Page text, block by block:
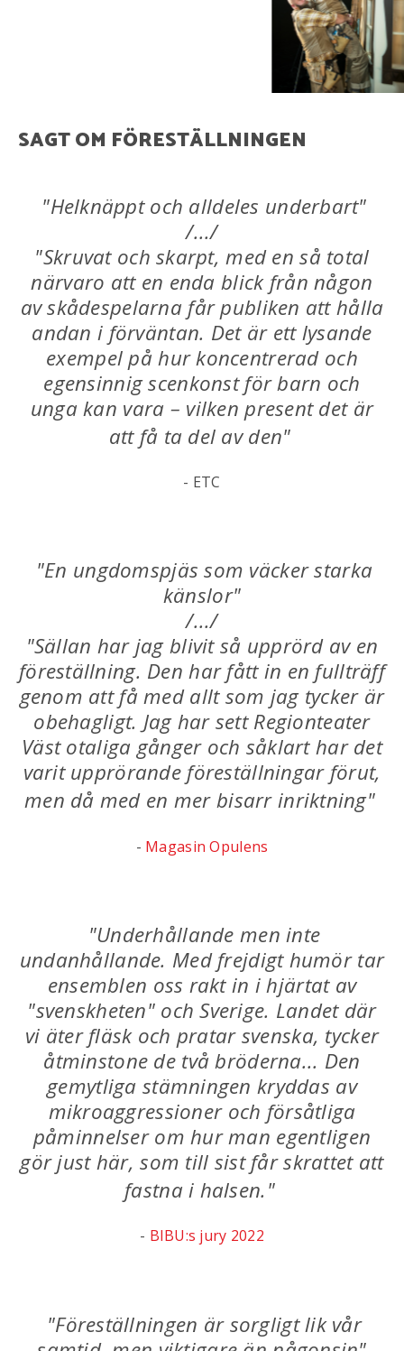
SAGT OM FÖRESTÄLLNINGEN
"Helknäppt och alldeles underbart"
/.../
"Skruvat och skarpt, med en så total
närvaro att en enda blick från någon
av skådespelarna får publiken att hålla
andan i förväntan. Det är ett lysande
exempel på hur koncentrerad och
egensinnig scenkonst för barn och
unga kan vara – vilken present det är
att få ta del av den"
- ETC
"En ungdomspjäs som väcker starka
känslor"
/.../
"Sällan har jag blivit så upprörd av en
föreställning. Den har fått in en fullträff
genom att få med allt som jag tycker är
obehagligt. Jag har sett Regionteater
Väst otaliga gånger och såklart har det
varit upprörande föreställningar förut,
men då med en mer bisarr inriktning"
- Magasin Opulens
"Underhållande men inte
undanhållande. Med frejdigt humör tar
ensemblen oss rakt in i hjärtat av
"svenskheten" och Sverige. Landet där
vi äter fläsk och pratar svenska, tycker
åtminstone de två bröderna... Den
gemytliga stämningen kryddas av
mikroaggressioner och försåtliga
påminnelser om hur man egentligen
gör just här, som till sist får skrattet att
fastna i halsen."
- BIBU:s jury 2022
"Föreställningen är sorgligt lik vår